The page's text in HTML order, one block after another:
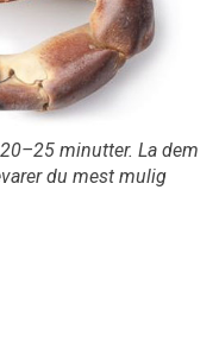
minutter. La dem
du mest mulig